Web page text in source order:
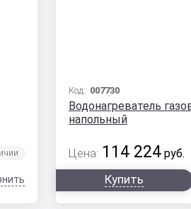
Код: 007730
Водонагреватель
напольный
Цена: 114 224 руб.
Купить